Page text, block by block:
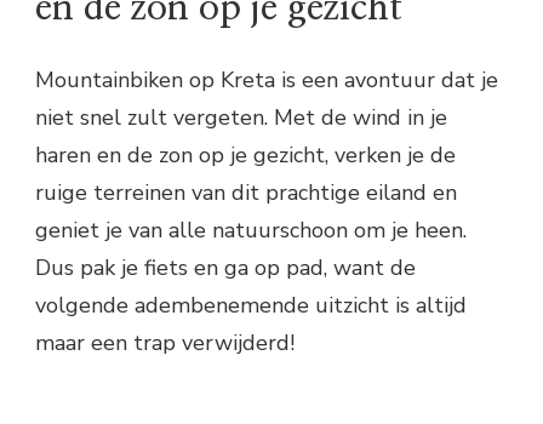
en de zon op je gezicht
Mountainbiken op Kreta is een avontuur dat je
niet snel zult vergeten. Met de wind in je
haren en de zon op je gezicht, verken je de
ruige terreinen van dit prachtige eiland en
geniet je van alle natuurschoon om je heen.
Dus pak je fiets en ga op pad, want de
volgende adembenemende uitzicht is altijd
maar een trap verwijderd!